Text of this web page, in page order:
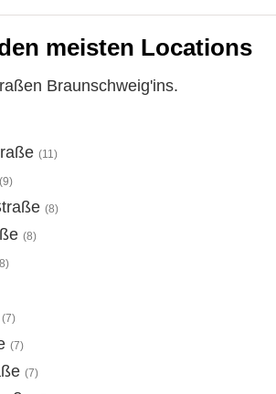
meisten Locations
Braunschweig'ins.
(11)
(9)
(8)
(8)
(7)
(7)
(7)